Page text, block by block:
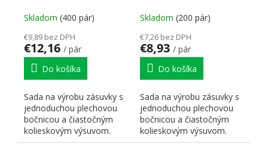
Skladom (400 pár)
€9,89 bez DPH
€12,16 / pár
Do košíka
Sada na výrobu zásuvky s
jednoduchou plechovou
bočnicou a čiastočným
kolieskovým výsuvom.
Skladom (200 pár)
€7,26 bez DPH
€8,93 / pár
Do košíka
Sada na výrobu zásuvky s
jednoduchou plechovou
bočnicou a čiastočným
kolieskovým výsuvom.